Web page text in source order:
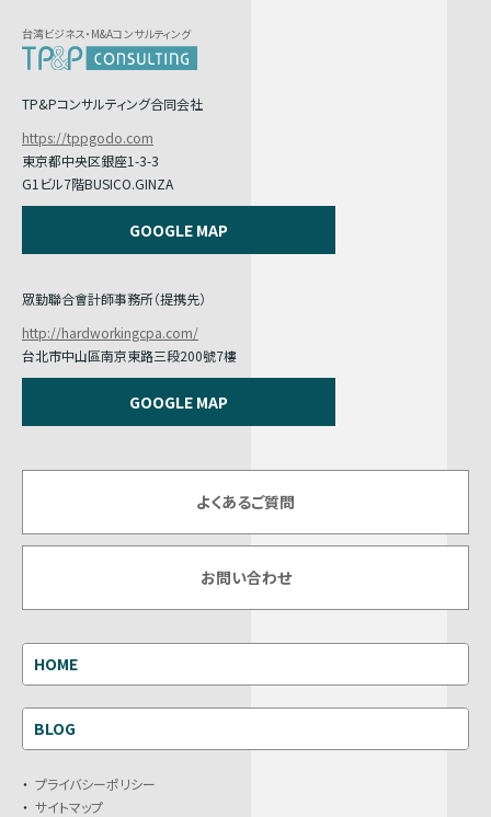
台湾ビジネス・M&Aコンサルティング
TP&Pコンサルティング合同会社
https://tppgodo.com
東京都中央区銀座1-3-3
G1ビル7階BUSICO.GINZA
GOOGLE MAP
眾勤聯合會計師事務所（提携先）
http://hardworkingcpa.com/
台北市中山區南京東路三段200號7樓
GOOGLE MAP
よくあるご質問
お問い合わせ
HOME
BLOG
プライバシーポリシー
サイトマップ